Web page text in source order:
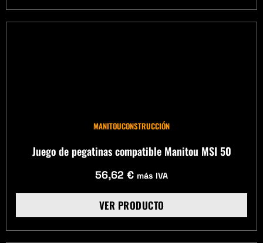
MANITOUCONSTRUCCIÓN
Juego de pegatinas compatible Manitou MSI 50
56,62 € más IVA
VER PRODUCTO